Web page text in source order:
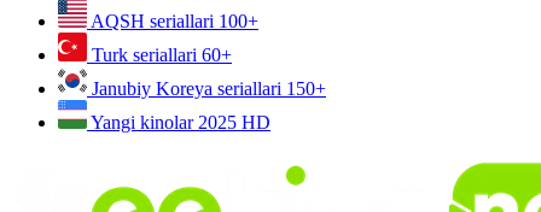
AQSH seriallari 100+
Turk seriallari 60+
Janubiy Koreya seriallari 150+
Yangi kinolar 2025 HD